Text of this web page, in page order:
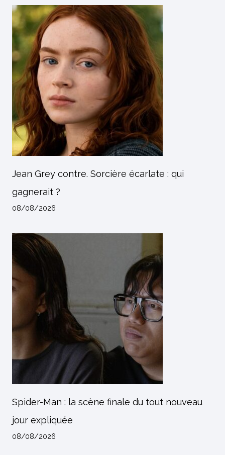
Jean Grey contre. Sorcière écarlate : qui
gagnerait ?
08/08/2026
Spider-Man : la scène finale du tout nouveau
jour expliquée
08/08/2026